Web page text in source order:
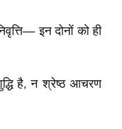
इन दोनों को ही
है, न श्रेष्ठ आचरण